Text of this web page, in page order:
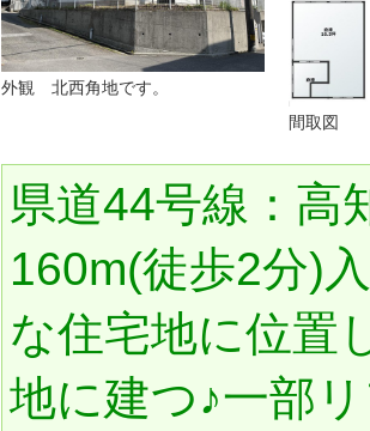
外観 北西角地です。
間取図
県道44号線：高
160m(徒歩2分)
な住宅地に位置
地に建つ♪一部